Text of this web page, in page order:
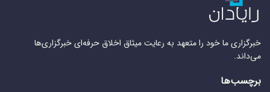
خبرگزاری ما خود را متعهد به رعایت میثاق اخلاق حرفه‌ای خبرگزاری‌ها
می‌داند.
برچسب‌ها